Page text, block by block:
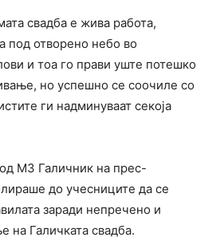
свадба е жива работа,
под отворено небо во
и тоа го прави уште потешко
но успешно се соочиле со
ги надминуваат секоја
МЗ Галичник на прес-
до учесниците да се
заради непречено и
на Галичката свадба.